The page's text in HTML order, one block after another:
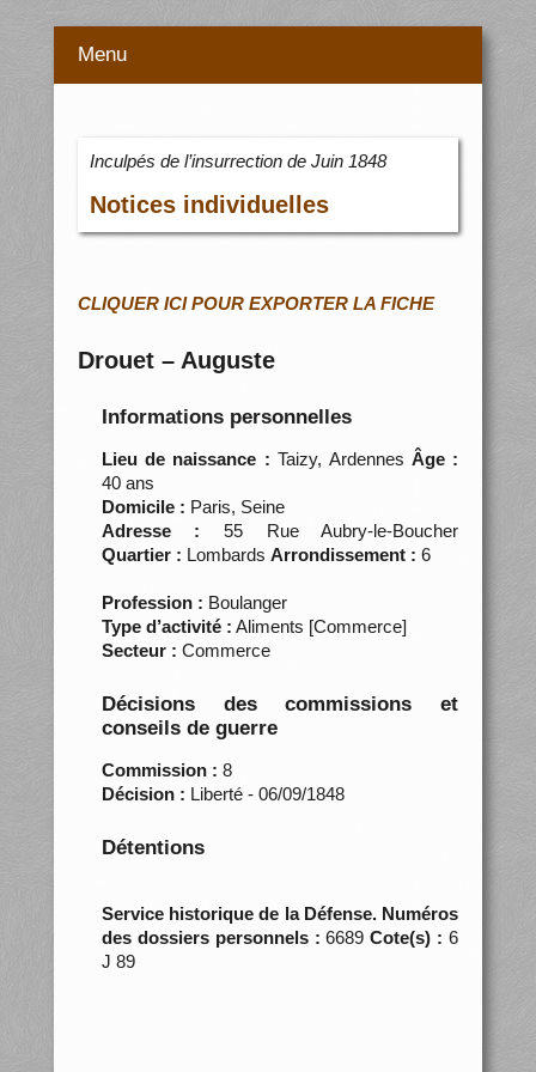
Menu
Inculpés de l’insurrection de Juin 1848
Notices individuelles
CLIQUER ICI POUR EXPORTER LA FICHE
Drouet – Auguste
Informations personnelles
Lieu de naissance : Taizy, Ardennes Âge :
40 ans
Domicile : Paris, Seine
Adresse : 55 Rue Aubry-le-Boucher
Quartier : Lombards Arrondissement : 6
Profession : Boulanger
Type d’activité : Aliments [Commerce]
Secteur : Commerce
Décisions des commissions et
conseils de guerre
Commission : 8
Décision : Liberté - 06/09/1848
Détentions
Service historique de la Défense. Numéros
des dossiers personnels :6689Cote(s) : 6
J 89